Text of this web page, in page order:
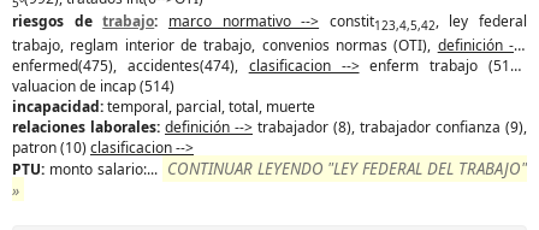
riesgos detrabajo: marco normativo --> constit123,4,5,42, ley federal
trabajo, reglam interior de trabajo, convenios normas (OTI), definición -->
enfermed(475), accidentes(474), clasificacion -->enferm trabajo (513),
valuacion de incap (514)
incapacidad:temporal, parcial, total, muerte
relaciones laborales: definición --> trabajador (8), trabajador confianza (9),
patron (10) clasificacion -->
PTU: monto salario:... CONTINUAR LEYENDO "LEY FEDERAL DEL TRABAJO"
»